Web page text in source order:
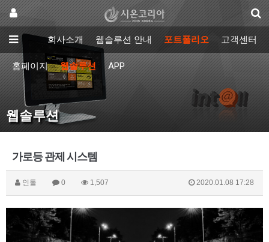
회사소개 웹솔루션 안내 포트폴리오 고객센터
홈페이지 웹솔루션 APP
웹솔루션
가로등 관제 시스템
인톨 0 1,507 2020.01.08 17:28